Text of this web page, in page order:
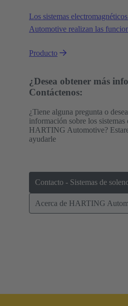
Los sistemas
Automotive realizan las
cumplen de forma segura,
exigentes.
Producto
¿Desea obtener más
Contáctenos:
¿Tiene alguna pregunta o
información sobre los sistemas
HARTING Automotive?
ayudarle
Contacto - Sistemas de
Acerca de HARTING